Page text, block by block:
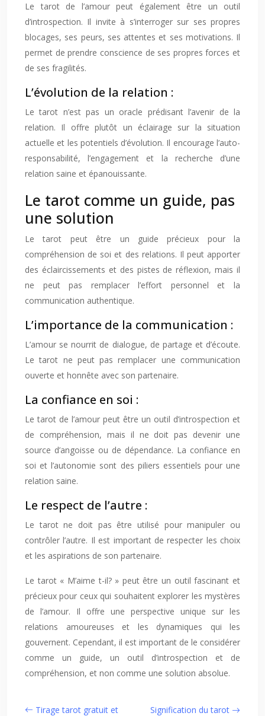
Le tarot de l’amour peut également être un outil
d’introspection. Il invite à s’interroger sur ses propres
blocages, ses peurs, ses attentes et ses motivations. Il
permet de prendre conscience de ses propres forces et
de ses fragilités.
L’évolution de la relation :
Le tarot n’est pas un oracle prédisant l’avenir de la
relation. Il offre plutôt un éclairage sur la situation
actuelle et les potentiels d’évolution. Il encourage l’auto-
responsabilité, l’engagement et la recherche d’une
relation saine et épanouissante.
Le tarot comme un guide, pas
une solution
Le tarot peut être un guide précieux pour la
compréhension de soi et des relations. Il peut apporter
des éclaircissements et des pistes de réflexion, mais il
ne peut pas remplacer l’effort personnel et la
communication authentique.
L’importance de la communication :
L’amour se nourrit de dialogue, de partage et d’écoute.
Le tarot ne peut pas remplacer une communication
ouverte et honnête avec son partenaire.
La confiance en soi :
Le tarot de l’amour peut être un outil d’introspection et
de compréhension, mais il ne doit pas devenir une
source d’angoisse ou de dépendance. La confiance en
soi et l’autonomie sont des piliers essentiels pour une
relation saine.
Le respect de l’autre :
Le tarot ne doit pas être utilisé pour manipuler ou
contrôler l’autre. Il est important de respecter les choix
et les aspirations de son partenaire.
Le tarot « M’aime t-il? » peut être un outil fascinant et
précieux pour ceux qui souhaitent explorer les mystères
de l’amour. Il offre une perspective unique sur les
relations amoureuses et les dynamiques qui les
gouvernent. Cependant, il est important de le considérer
comme un guide, un outil d’introspection et de
compréhension, et non comme une solution absolue.
Tirage tarot gratuit et
Signification du tarot